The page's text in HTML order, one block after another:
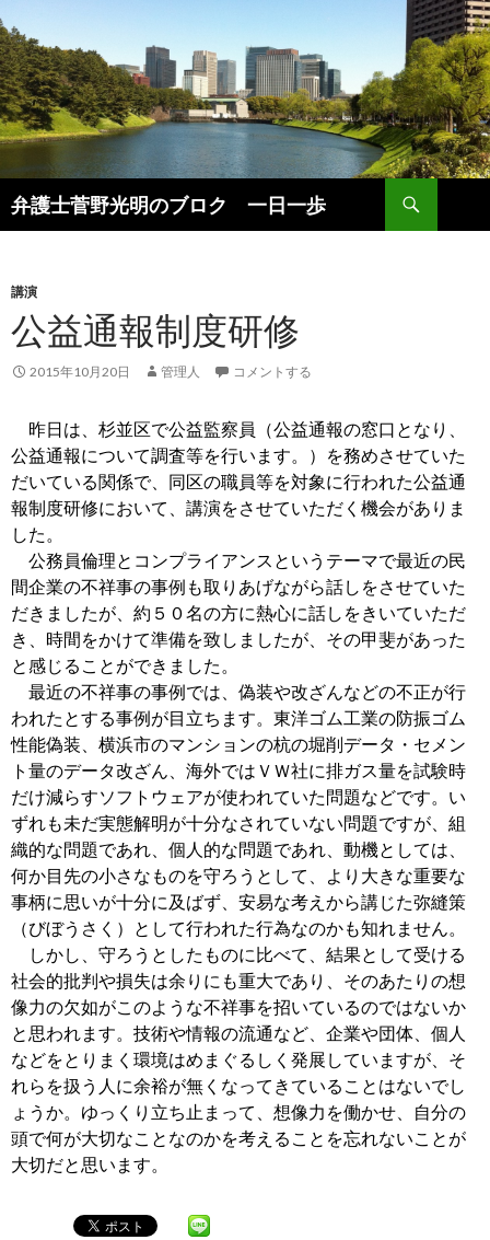
弁護士菅野光明のブロク 一日一歩
検
索
ン
ツ
へ
キ
講演
公益通報制度研修
2015年10月20日 管理人 コメントする
昨日は、杉並区で公益監察員（公益通報の窓口となり、
公益通報について調査等を行います。）を務めさせていた
だいている関係で、同区の職員等を対象に行われた公益通
報制度研修において、講演をさせていただく機会がありま
した。
公務員倫理とコンプライアンスというテーマで最近の民
間企業の不祥事の事例も取りあげながら話しをさせていた
だきましたが、約５０名の方に熱心に話しをきいていただ
き、時間をかけて準備を致しましたが、その甲斐があった
と感じることができました。
最近の不祥事の事例では、偽装や改ざんなどの不正が行
われたとする事例が目立ちます。東洋ゴム工業の防振ゴム
性能偽装、横浜市のマンションの杭の堀削データ・セメン
ト量のデータ改ざん、海外ではＶＷ社に排ガス量を試験時
だけ減らすソフトウェアが使われていた問題などです。い
ずれも未だ実態解明が十分なされていない問題ですが、組
織的な問題であれ、個人的な問題であれ、動機としては、
何か目先の小さなものを守ろうとして、より大きな重要な
事柄に思いが十分に及ばず、安易な考えから講じた弥縫策
（びぼうさく）として行われた行為なのかも知れません。
しかし、守ろうとしたものに比べて、結果として受ける
社会的批判や損失は余りにも重大であり、そのあたりの想
像力の欠如がこのような不祥事を招いているのではないか
と思われます。技術や情報の流通など、企業や団体、個人
などをとりまく環境はめまぐるしく発展していますが、そ
れらを扱う人に余裕が無くなってきていることはないでし
ょうか。ゆっくり立ち止まって、想像力を働かせ、自分の
頭で何が大切なことなのかを考えることを忘れないことが
大切だと思います。